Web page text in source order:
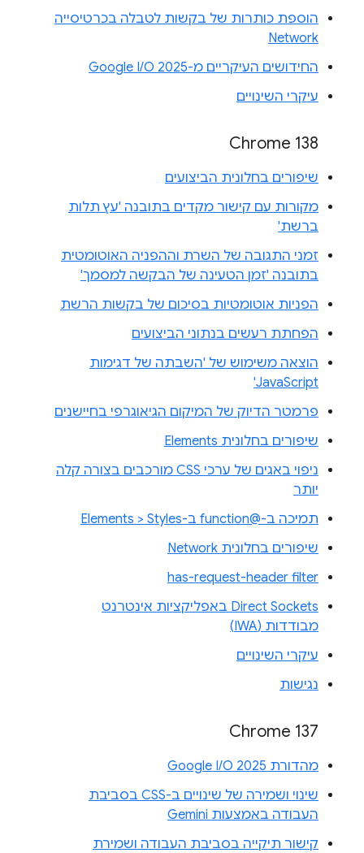
הוספת כותרות של בקשות לטבלה בכרטיסייה
Network
החידושים העיקריים מ-Google I/O 2025
עיקרי השינויים
Chrome 138
שיפורים בחלונית הביצועים
מקורות עם קישור מקדים בתובנה 'עץ תלות
ברשת'
זמני התגובה של השרת וההפניה האוטומטית
בתובנה 'זמן הטעינה של הבקשה למסמך'
הפניות אוטומטיות בסיכום של בקשות הרשת
הפחתת רעשים בנתוני הביצועים
הוצאה משימוש של 'השבתה של דגימות
JavaScript'
פרמטר הדיוק של המיקום הגיאוגרפי בחיישנים
שיפורים בחלונית Elements
ניפוי באגים של ערכי CSS מורכבים בצורה קלה
יותר
תמיכה ב-@function ב-Elements > Styles
שיפורים בחלונית Network
has-request-header filter
Direct Sockets באפליקציות אינטרנט
מבודדות (IWA)
עיקרי השינויים
נגישות
Chrome 137
מהדורת Google I/O 2025
שינוי ושמירה של שינויים ב-CSS בסביבת
העבודה באמצעות Gemini
קישור תיקייה בסביבת העבודה ושמירת